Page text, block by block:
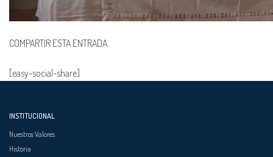
COMPARTIR ESTA ENTRADA
[easy-social-share]
INSTITUCIONAL
Nuestros Valores
Historia